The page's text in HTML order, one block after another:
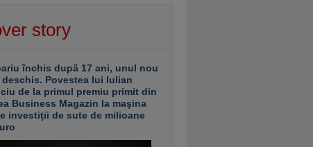
story
închis după 17 ani, unul nou
deschis. Povestea lui Iulian
de la primul premiu primit din
Business Magazin la maşina
investiţii de sute de milioane